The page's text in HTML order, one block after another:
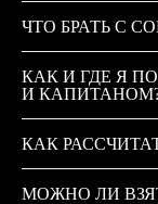
ЧТО БРАТЬ С
КАК И ГДЕ Я
И
КАК
МОЖНО ЛИ